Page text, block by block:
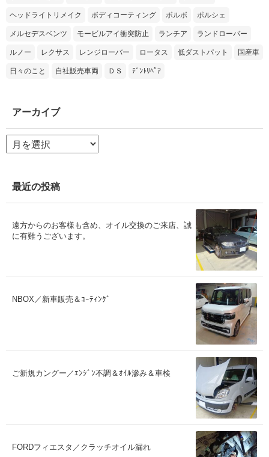
ヘッドライトリメイク ボディコーティング ボルボ ポルシェ
メルセデスベンツ モービルアイ衝突防止 ランチア ランドローバー
ルノー レクサス レンジローバー ロータス 低ダストパット 国産車
日々のこと 自社販売車両 ＤＳ ﾃﾞﾝﾄﾘﾍﾟｱ
アーカイブ
ア
ー
ブ
最近の投稿
遠方からのお客様も含め、オイル交換のご来店、誠
に有難うございます。
NBOX／新車販売＆ｺｰﾃｨﾝｸﾞ
ご新規カングー／ｴﾝｼﾞﾝ不調＆ｵｲﾙ滲み＆車検
FORDフィエスタ／クラッチオイル漏れ